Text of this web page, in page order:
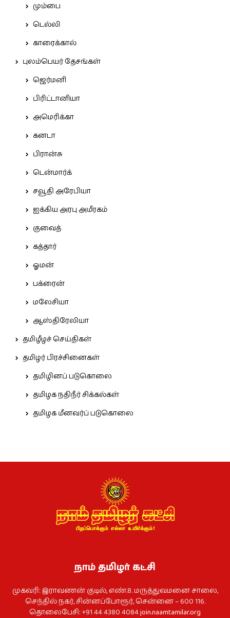
மும்பை
டெல்லி
காரைக்கால்
புலம்பெயர் தேசங்கள்
ஜெர்மனி
பிரிட்டானியா
அமெரிக்கா
கனடா
பிரான்சு
டென்மார்க்
சவூதி அரேபியா
ஐக்கிய அரபு அமீரகம்
குவைத்
கத்தார்
ஓமன்
பக்ரைன்
மலேசியா
ஆஸ்திரேலியா
தமிழீழச் செய்திகள்
தமிழர் பிரச்சினைகள்
தமிழினப் படுகொலை
தமிழக நதிநீர் சிக்கல்கள்
தமிழக மீனவர்ப் படுகொலை
நாம் தமிழர் கட்சி
முகவரி: இராவணன் குடில், எண்.8. மருத்துவமனை சாலை,
செந்தில் நகர், சின்னப்போரூர், சென்னை – 600 116.
தொலைபேசி: +91 44 4380 4084join.naamtamilar.org